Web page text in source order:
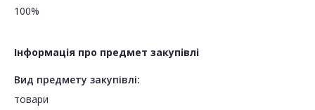
100%
Інформація про предмет закупівлі
Вид предмету закупівлі:
товари